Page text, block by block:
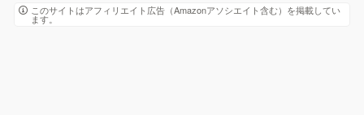
このサイトはアフィリエイト広告（Amazonアソシエイト含む）を掲載してい
ます。